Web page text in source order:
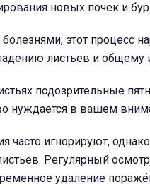
новых почек и
этот процесс
листьев и общему
подозрительные
нуждается в вашем
часто игнорируют,
Регулярный
удаление